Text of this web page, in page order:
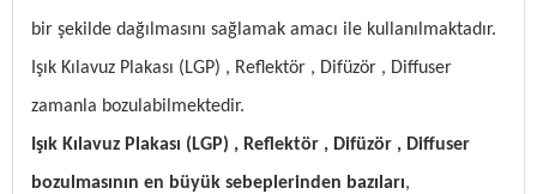
bir şekilde dağılmasını sağlamak amacı ile kullanılmaktadır.
Işık Kılavuz Plakası (LGP) , Reflektör , Difüzör , Diffuser
zamanla bozulabilmektedir.
Işık Kılavuz Plakası (LGP) , Reflektör , Difüzör , Diffuser
bozulmasının en büyük sebeplerinden bazıları,